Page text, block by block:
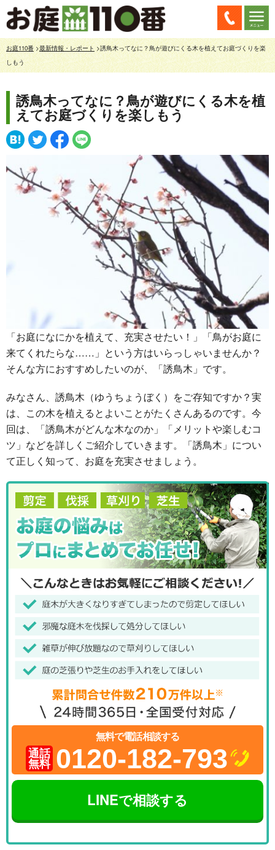
お庭110番>最新情報・レポート >誘鳥木ってなに？鳥が遊びにくる木を植えてお庭づくりを楽
しもう
誘鳥木ってなに？鳥が遊びにくる木を植
えてお庭づくりを楽しもう
「お庭になにかを植えて、充実させたい！」「鳥がお庭に
来てくれたらな……」という方はいらっしゃいませんか？
そんな方におすすめしたいのが、「誘鳥木」です。
みなさん、誘鳥木（ゆうちょうぼく）をご存知ですか？実
は、この木を植えるとよいことがたくさんあるのです。今
回は、「誘鳥木がどんな木なのか」「メリットや楽しむコ
ツ」などを詳しくご紹介していきます。「誘鳥木」につい
て正しく知って、お庭を充実させましょう。
無料で電話相談する
通話
無料 0120-182-793
LINEで相談する